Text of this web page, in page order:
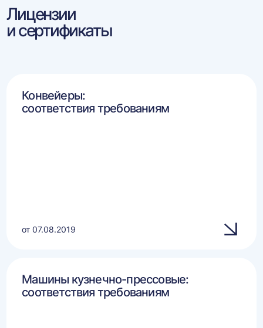
Лицензии
и сертификаты
Конвейеры:
соответствия требованиям
от 07.08.2019
Машины кузнечно-прессовые:
соответствия требованиям